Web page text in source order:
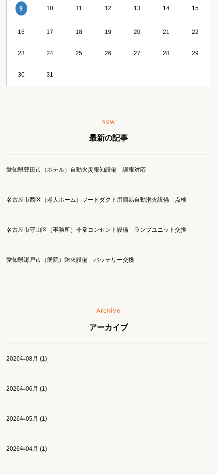
9 10 11 12 13 14 15
16 17 18 19 20 21 22
23 24 25 26 27 28 29
30 31
New
最新の記事
愛知県豊田市（ホテル）自動火災報知設備 誤報対応
名古屋市西区（老人ホーム）フードダクト用簡易自動消火設備 点検
名古屋市守山区（事務所）非常コンセント設備 ランプユニット交換
愛知県瀬戸市（病院）防火設備 バッテリー交換
Archive
アーカイブ
2026年08月 (1)
2026年06月 (1)
2026年05月 (1)
2026年04月 (1)